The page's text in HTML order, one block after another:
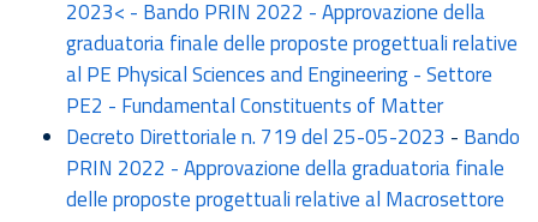
2023< - Bando PRIN 2022 - Approvazione della
graduatoria finale delle proposte progettuali relative
al PE Physical Sciences and Engineering - Settore
PE2 - Fundamental Constituents of Matter
Decreto Direttoriale n. 719 del 25-05-2023 - Bando
PRIN 2022 - Approvazione della graduatoria finale
delle proposte progettuali relative al Macrosettore